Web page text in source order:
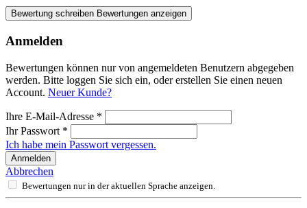
Bewertung schreiben Bewertungen anzeigen
Anmelden
Bewertungen können nur von angemeldeten Benutzern abgegeben
werden. Bitte loggen Sie sich ein, oder erstellen Sie einen neuen
Account. Neuer Kunde?
Ihre E-Mail-Adresse *
Ihr Passwort *
Ich habe mein Passwort vergessen.
Anmelden
Abbrechen
Bewertungen nur in der aktuellen Sprache anzeigen.